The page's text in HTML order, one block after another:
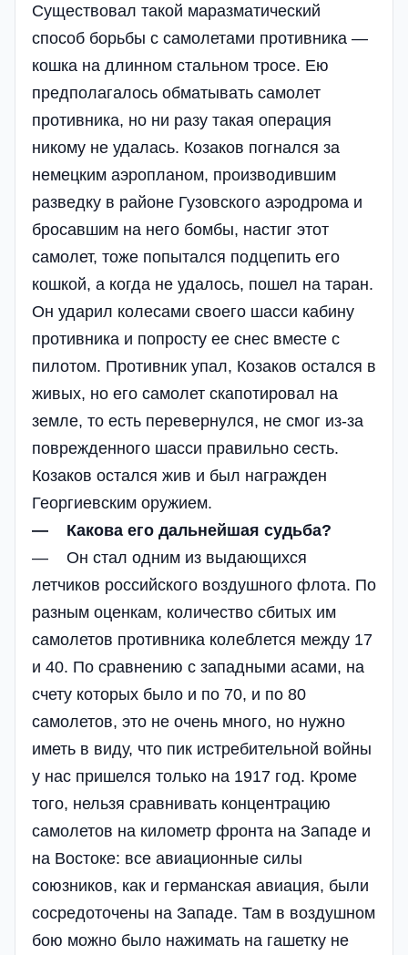
Существовал такой маразматический
способ борьбы с самолетами противника —
кошка на длинном стальном тросе. Ею
предполагалось обматывать самолет
противника, но ни разу такая операция
никому не удалась. Козаков погнался за
немецким аэропланом, производившим
разведку в районе Гузовского аэродрома и
бросавшим на него бомбы, настиг этот
самолет, тоже попытался подцепить его
кошкой, а когда не удалось, пошел на таран.
Он ударил колесами своего шасси кабину
противника и попросту ее снес вместе с
пилотом. Противник упал, Козаков остался в
живых, но его самолет скапотировал на
земле, то есть перевернулся, не смог из-за
поврежденного шасси правильно сесть.
Козаков остался жив и был награжден
Георгиевским оружием.
— Какова его дальнейшая судьба?
— Он стал одним из выдающихся
летчиков российского воздушного флота. По
разным оценкам, количество сбитых им
самолетов противника колеблется между 17
и 40. По сравнению с западными асами, на
счету которых было и по 70, и по 80
самолетов, это не очень много, но нужно
иметь в виду, что пик истребительной войны
у нас пришелся только на 1917 год. Кроме
того, нельзя сравнивать концентрацию
самолетов на километр фронта на Западе и
на Востоке: все авиационные силы
союзников, как и германская авиация, были
сосредоточены на Западе. Там в воздушном
бою можно было нажимать на гашетку не